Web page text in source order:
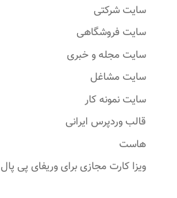
سایت شرکتی
سایت فروشگاهی
سایت مجله و خبری
سایت مشاغل
سایت نمونه کار
قالب وردپرس ایرانی
هاست
ویزا کارت مجازی برای وریفای پی پال